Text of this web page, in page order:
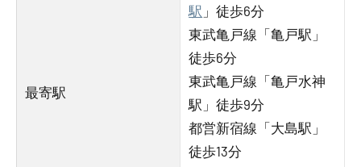
最寄駅
駅 」徒歩6分
東武亀戸線「亀戸駅」
徒歩6分
東武亀戸線「亀戸水神
駅」徒歩9分
都営新宿線「大島駅」
徒歩13分